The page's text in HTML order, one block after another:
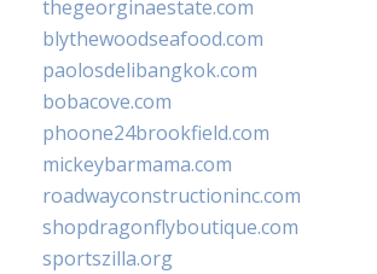
thegeorginaestate.com
blythewoodseafood.com
paolosdelibangkok.com
bobacove.com
phoone24brookfield.com
mickeybarmama.com
roadwayconstructioninc.com
shopdragonflyboutique.com
sportszilla.org